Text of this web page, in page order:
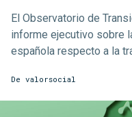
El Observatorio de
informe ejecutivo sobre
española respecto a la
De valorsocial